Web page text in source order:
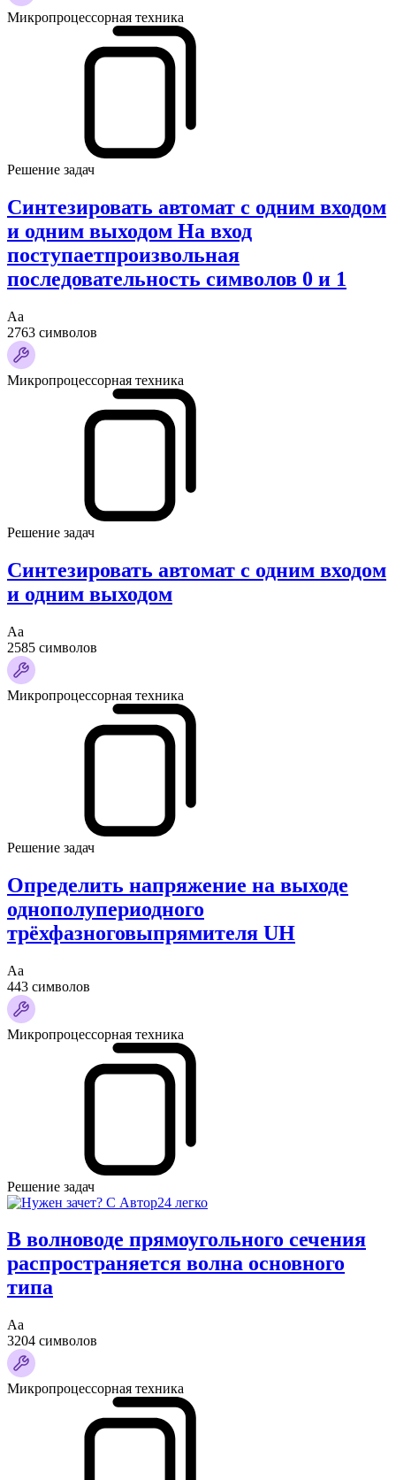
Микропроцессорная техника
Решение задач
Синтезировать автомат с одним входом
и одним выходом На вход
поступаетпроизвольная
последовательность символов 0 и 1
Аа
2763 символов
Микропроцессорная техника
Решение задач
Синтезировать автомат с одним входом
и одним выходом
Аа
2585 символов
Микропроцессорная техника
Решение задач
Определить напряжение на выходе
однополупериодного
трёхфазноговыпрямителя UH
Аа
443 символов
Микропроцессорная техника
Решение задач
В волноводе прямоугольного сечения
распространяется волна основного
типа
Аа
3204 символов
Микропроцессорная техника